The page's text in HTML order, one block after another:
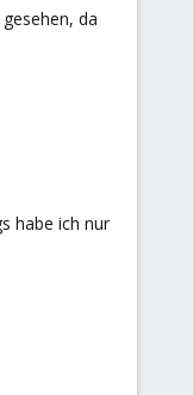
da
habe ich nur